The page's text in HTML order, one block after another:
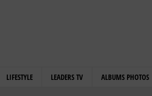
LIFESTYLE LEADERS TV ALBUMS PHOTOS